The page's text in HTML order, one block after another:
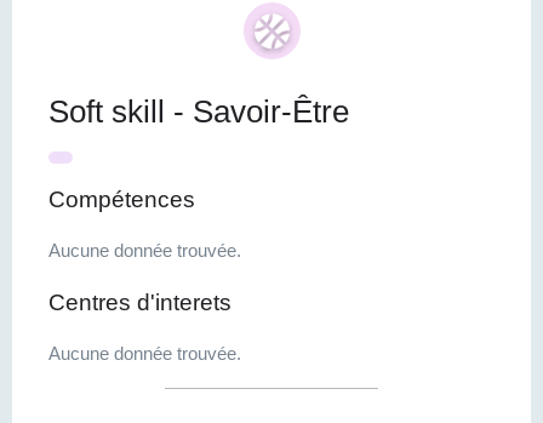
Soft skill - Savoir-Être
Compétences
Aucune donnée trouvée.
Centres d'interets
Aucune donnée trouvée.